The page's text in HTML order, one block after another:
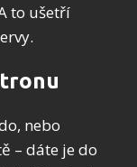
to ušetří
nebo
– dáte je do